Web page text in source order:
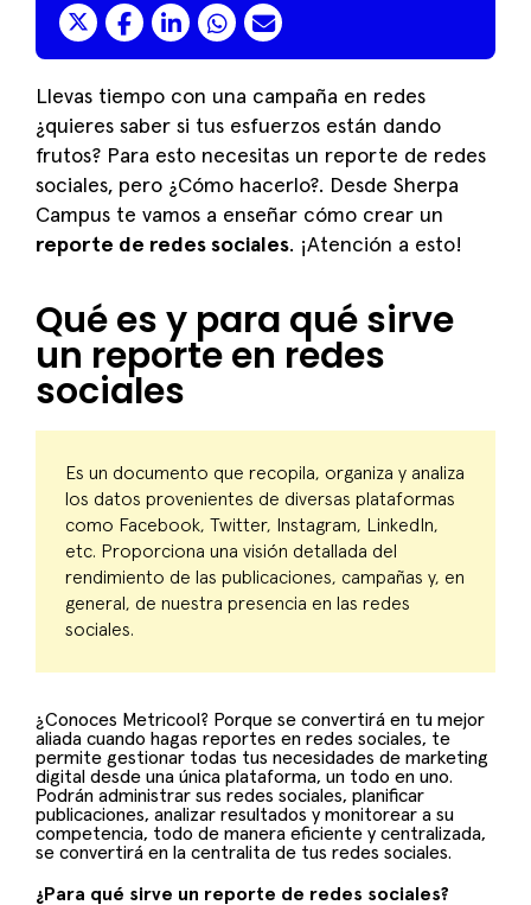
Llevas tiempo con una campaña en redes
¿quieres saber si tus esfuerzos están dando
frutos? Para esto necesitas un reporte de redes
sociales, pero ¿Cómo hacerlo?. Desde Sherpa
Campus te vamos a enseñar cómo crear un
reporte de redes sociales. ¡Atención a esto!
Qué es y para qué sirve
un reporte en redes
sociales
Es un documento que recopila, organiza y analiza
los datos provenientes de diversas plataformas
como Facebook, Twitter, Instagram, LinkedIn,
etc. Proporciona una visión detallada del
rendimiento de las publicaciones, campañas y, en
general, de nuestra presencia en las redes
sociales.
¿Conoces Metricool? Porque se convertirá en tu mejor
aliada cuando hagas reportes en redes sociales, te
permite gestionar todas tus necesidades de marketing
digital desde una única plataforma, un todo en uno.
Podrán administrar sus redes sociales, planificar
publicaciones, analizar resultados y monitorear a su
competencia, todo de manera eficiente y centralizada,
se convertirá en la centralita de tus redes sociales.
¿Para qué sirve un reporte de redes sociales?